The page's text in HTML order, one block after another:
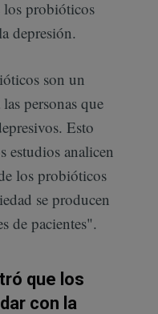
los probióticos
depresión.
son un
personas que
Esto
estudios analicen
los probióticos
se producen
de pacientes".
que los
con la